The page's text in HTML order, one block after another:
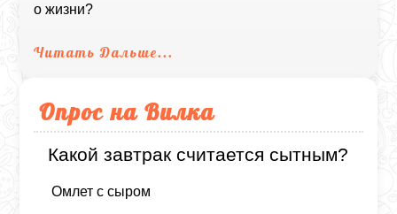
о жизни?
Читать Дальше...
Опрос на Вилка
Какой завтрак считается сытным?
Омлет с сыром